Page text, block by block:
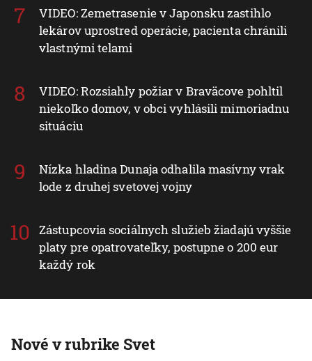
VIDEO: Zemetrasenie v Japonsku zastihlo
lekárov uprostred operácie, pacienta chránili
vlastnými telami
VIDEO: Rozsiahly požiar v Braväcove pohltil
niekoľko domov, v obci vyhlásili mimoriadnu
situáciu
Nízka hladina Dunaja odhalila masívny vrak
lode z druhej svetovej vojny
Zástupcovia sociálnych služieb žiadajú vyššie
platy pre opatrovateľky, postupne o 200 eur
každý rok
Nové v rubrike Svet